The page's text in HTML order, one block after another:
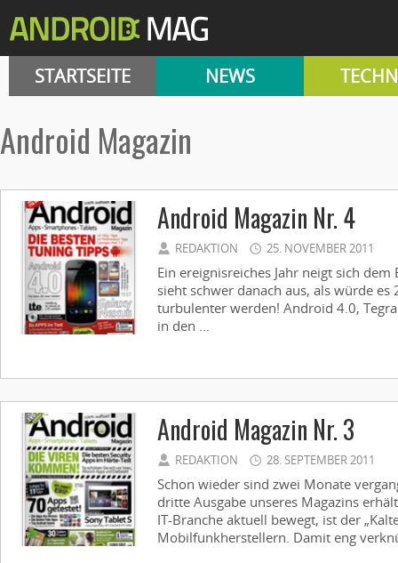
STARTSEITE NEWS
Android Magazin
Android Magazin Nr. 4
REDAKTION 25. NOVEMBER 2011
Ein ereignisreiches Jahr neigt sich dem
sieht schwer danach aus, als würde
turbulenter werden! Android 4.0,
in den ...
Android Magazin Nr. 3
REDAKTION 28. SEPTEMBER 2011
Schon wieder sind zwei Monate
dritte Ausgabe unseres Magazins
IT-Branche aktuell bewegt, ist der
Mobilfunkherstellern. Damit eng